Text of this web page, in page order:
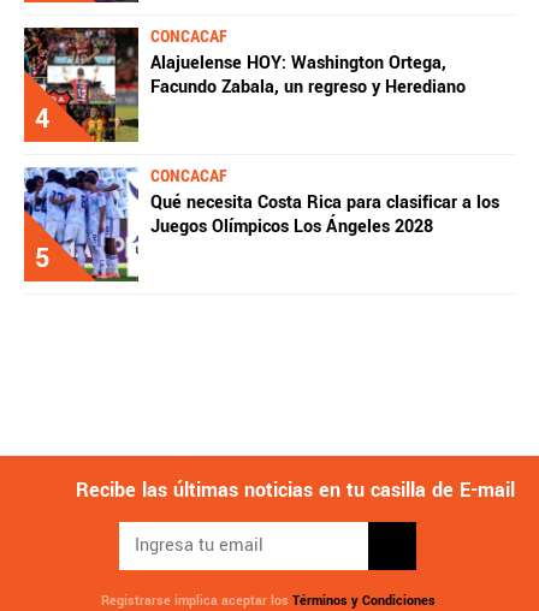
4
CONCACAF
Alajuelense HOY: Washington Ortega,
Facundo Zabala, un regreso y Herediano
5
CONCACAF
Qué necesita Costa Rica para clasificar a los
Juegos Olímpicos Los Ángeles 2028
Recibe las últimas noticias en tu casilla de E-mail
Registrarse implica aceptar los Términos y Condiciones